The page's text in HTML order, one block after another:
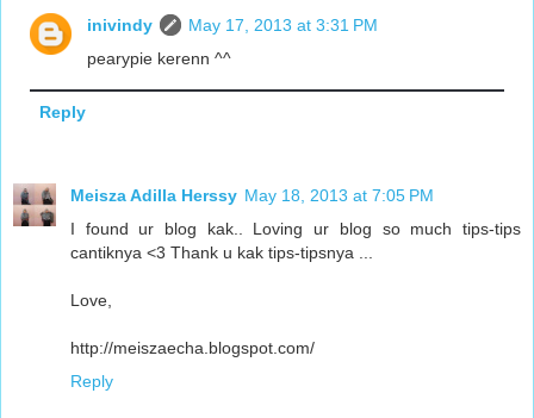
inivindy
May 17, 2013 at 3:31 PM
pearypie kerenn ^^
Reply
Meisza Adilla Herssy May 18, 2013 at 7:05 PM
I found ur blog kak.. Loving ur blog so much tips-tips
cantiknya <3 Thank u kak tips-tipsnya ...
Love,
http://meiszaecha.blogspot.com/
Reply